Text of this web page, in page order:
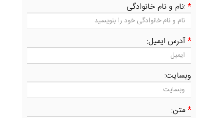
* :نام و نام خانوادگی
*آدرس ایمیل:
وبسایت:
*متن: